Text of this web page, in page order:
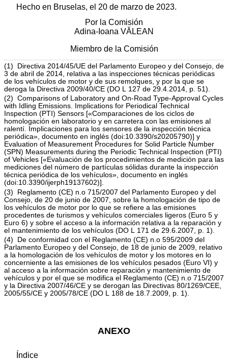
Hecho en Bruselas, el 20 de marzo de 2023.
Por la Comisión
Adina-Ioana VĂLEAN
Miembro de la Comisión
(1 ) Directiva 2014/45/UE del Parlamento Europeo y del Consejo, de
3 de abril de 2014, relativa a las inspecciones técnicas periódicas
de los vehículos de motor y de sus remolques, y por la que se
deroga la Directiva 2009/40/CE (DO L 127 de 29.4.2014, p. 51 ).
(2) Comparisons of Laboratory and On-Road Type-Approval Cycles
with Idling Emissions. Implications for Periodical Technical
Inspection (PTI) Sensors [«Comparaciones de los ciclos de
homologación en laboratorio y en carretera con las emisiones al
ralentí. Implicaciones para los sensores de la inspección técnica
periódica», documento en inglés (doi:10.3390/s20205790)] y
Evaluation of Measurement Procedures for Solid Particle Number
(SPN) Measurements during the Periodic Technical Inspection (PTI)
of Vehicles [«Evaluación de los procedimientos de medición para las
mediciones del número de partículas sólidas durante la inspección
técnica periódica de los vehículos», documento en inglés
(doi:10.3390/ijerph19137602)].
(3) Reglamento (CE) n. o 715/2007 del Parlamento Europeo y del
Consejo, de 20 de junio de 2007, sobre la homologación de tipo de
los vehículos de motor por lo que se refiere a las emisiones
procedentes de turismos y vehículos comerciales ligeros (Euro 5 y
Euro 6) y sobre el acceso a la información relativa a la reparación y
el mantenimiento de los vehículos (DO L 171 de 29.6.2007, p. 1 ).
(4) De conformidad con el Reglamento (CE) n. o 595/2009 del
Parlamento Europeo y del Consejo, de 18 de junio de 2009, relativo
a la homologación de los vehículos de motor y los motores en lo
concerniente a las emisiones de los vehículos pesados (Euro VI) y
al acceso a la información sobre reparación y mantenimiento de
vehículos y por el que se modifica el Reglamento (CE) n. o 715/2007
y la Directiva 2007/46/CE y se derogan las Directivas 80/1269/CEE,
2005/55/CE y 2005/78/CE (DO L 188 de 18.7.2009, p. 1 ).
ANEXO
Índice